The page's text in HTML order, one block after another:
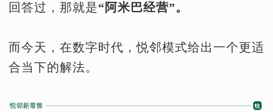
回答过，那就是“阿米巴经营”。
而今天，在数字时代，悦邻模式给出一个更适
合当下的解法。